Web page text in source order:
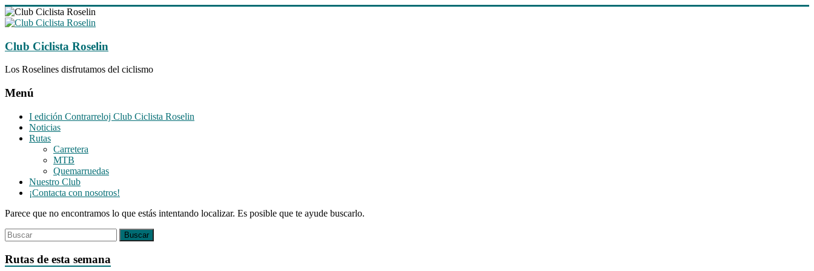
Saltar
al
Club Ciclista Roselin
Los Roselines disfrutamos del ciclismo
Menú
I edición Contrarreloj Club Ciclista Roselin
Noticias
Rutas
Carretera
MTB
Quemarruedas
Nuestro Club
¡Contacta con nosotros!
Parece que no encontramos lo que estás intentando localizar. Es posible que te ayude buscarlo.
Rutas de esta semana